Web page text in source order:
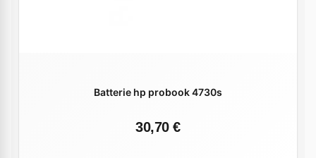
Batterie hp probook 4730s
30,70 €